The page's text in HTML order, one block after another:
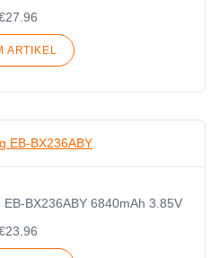
ARTIKEL
BX236ABY 6840mAh 3.85V